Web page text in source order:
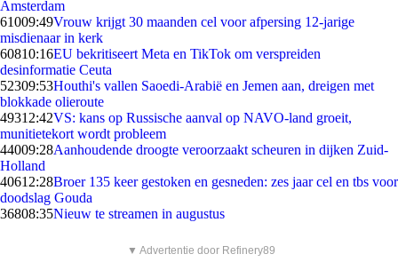
Amsterdam
61009:49Vrouw krijgt 30 maanden cel voor afpersing 12-jarige
misdienaar in kerk
60810:16EU bekritiseert Meta en TikTok om verspreiden
desinformatie Ceuta
52309:53Houthi's vallen Saoedi-Arabië en Jemen aan, dreigen met
blokkade olieroute
49312:42VS: kans op Russische aanval op NAVO-land groeit,
munitietekort wordt probleem
44009:28Aanhoudende droogte veroorzaakt scheuren in dijken Zuid-
Holland
40612:28Broer 135 keer gestoken en gesneden: zes jaar cel en tbs voor
doodslag Gouda
36808:35Nieuw te streamen in augustus
▼ Advertentie door Refinery89